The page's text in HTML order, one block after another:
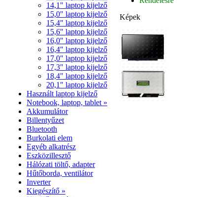
14,1" laptop kijelző
15,0" laptop kijelző
15,4" laptop kijelző
15,6" laptop kijelző
16,0" laptop kijelző
16,4" laptop kijelző
17,0" laptop kijelző
17,3" laptop kijelző
18,4" laptop kijelző
20,1" laptop kijelző
Használt laptop kijelző
Notebook, laptop, tablet »
Akkumulátor
Billentyűzet
Bluetooth
Burkolati elem
Egyéb alkatrész
Eszközillesztő
Hálózati töltő, adapter
Hűtőborda, ventilátor
Inverter
Kiegészítő »
Képek